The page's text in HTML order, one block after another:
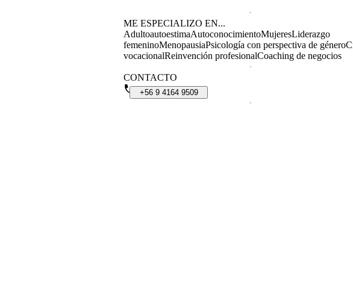
ME ESPECIALIZO EN...
AdultoautoestimaAutoconocimientoMujeresLiderazgo
femeninoMenopausiaPsicología con perspectiva de género
vocacionalReinvención profesionalCoaching de negocios
CONTACTO
+56 9 4164 9509